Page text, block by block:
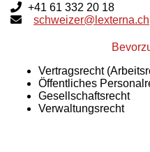
+41 61 332 20 18
schweizer@lexterna.ch
Vertragsrecht
Öffentliches
Gesellschaftsrecht
Verwaltungsrecht